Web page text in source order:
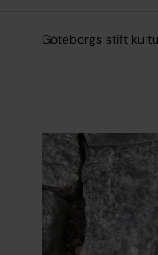
Göteborgs stift